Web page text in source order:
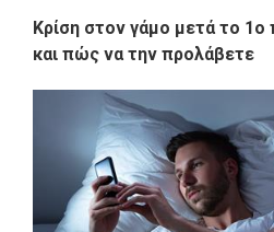
Κρίση στον γάμο μετά το 1ο
και πώς να την προλάβετε